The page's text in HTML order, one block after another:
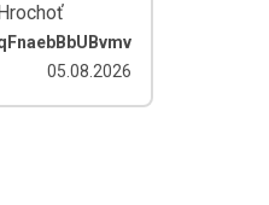
05.08.2026